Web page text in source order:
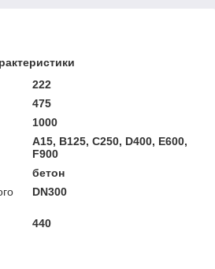
222
475
1000
A15, B125, C250, D400, E600,
F900
бетон
DN300
440